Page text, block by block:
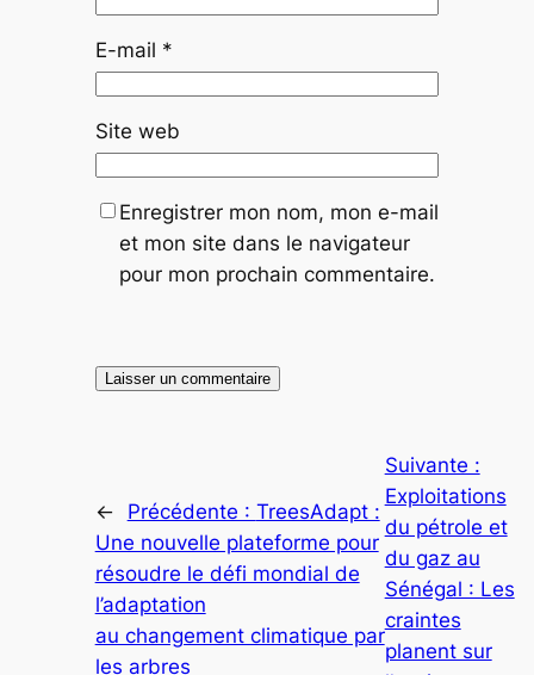
E-mail *
Site web
Enregistrer mon nom, mon e-mail
et mon site dans le navigateur
pour mon prochain commentaire.
← Précédente : TreesAdapt :
Une nouvelle plateforme pour
résoudre le défi mondial de
l’adaptation
au changement climatique par
les arbres
Suivante :
Exploitations
du pétrole et
du gaz au
Sénégal : Les
craintes
planent sur